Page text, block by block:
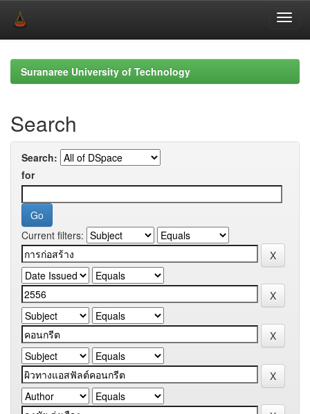
navigationSuranaree University of Technology
Search
Search:
for
Current filters: